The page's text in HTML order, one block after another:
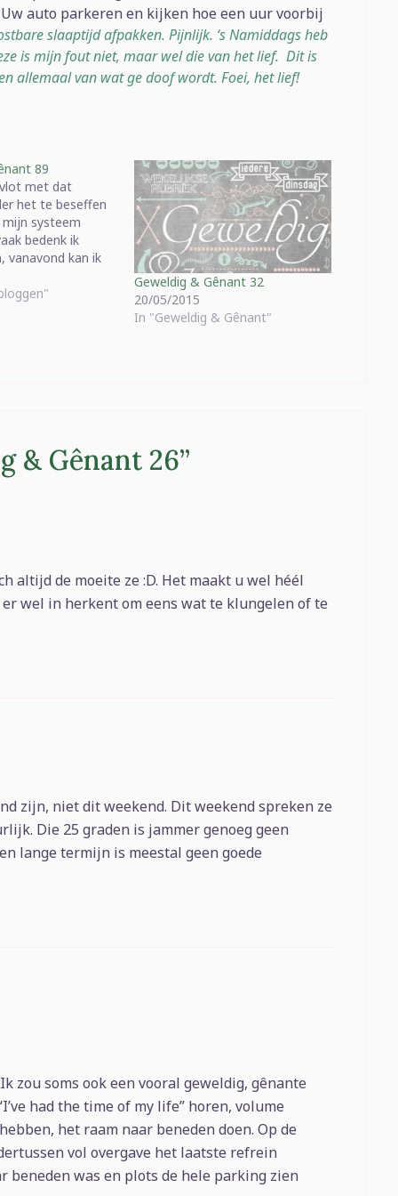
auto parkeren en kijken hoe een uur voorbij
slaaptijd afpakken. Pijnlijk. ‘s Namiddags heb
is mijn fout niet, maar wel die van het lief. Dit is
allemaal van wat ge doof wordt. Foei, het lief!
89
met dat
het te beseffen
systeem
bedenk ik
vanavond kan ik
van "als ik
Geweldig & Gênant 32
20/05/2015
In "Geweldig & Gênant"
& Gênant 26”
altijd de moeite ze :D. Het maakt u wel héél
wel in herkent om eens wat te klungelen of te
zijn, niet dit weekend. Dit weekend spreken ze
Die 25 graden is jammer genoeg geen
lange termijn is meestal geen goede
zou soms ook een vooral geweldig, gênante
had the time of my life” horen, volume
het raam naar beneden doen. Op de
vol overgave het laatste refrein
beneden was en plots de hele parking zien